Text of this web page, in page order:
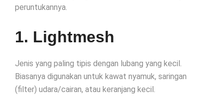
peruntukannya.
1. Lightmesh
Jenis yang paling tipis dengan lubang yang kecil.
Biasanya digunakan untuk kawat nyamuk, saringan
(filter) udara/cairan, atau keranjang kecil.